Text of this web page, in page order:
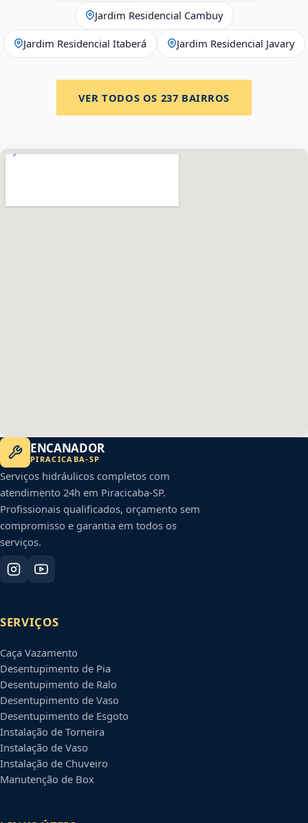
Jardim Residencial Cambuy
Jardim Residencial Itaberá Jardim Residencial Javary
VER TODOS OS 237 BAIRROS
ENCANADOR
PIRACICABA-SP
Serviços hidráulicos completos com
atendimento 24h em Piracicaba-SP.
Profissionais qualificados, orçamento sem
compromisso e garantia em todos os
serviços.
SERVIÇOS
Caça Vazamento
Desentupimento de Pia
Desentupimento de Ralo
Desentupimento de Vaso
Desentupimento de Esgoto
Instalação de Torneira
Instalação de Vaso
Instalação de Chuveiro
Manutenção de Box